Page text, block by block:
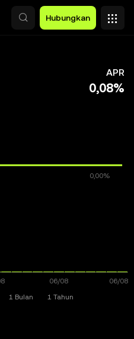
Hubungkan
APR
0,08%
1 Bulan 1 Tahun